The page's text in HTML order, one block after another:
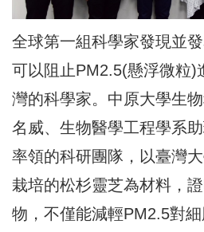
全球第一組科學家發現並
可以阻止PM2.5(懸浮微粒)
灣的科學家。中原大學生
名威、生物醫學工程學系
率領的科研團隊，以臺灣
栽培的松杉靈芝為材料，
物，不僅能減輕PM2.5對